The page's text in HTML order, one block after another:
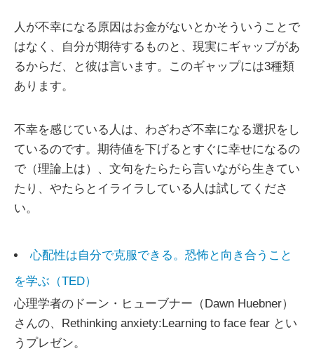
人が不幸になる原因はお金がないとかそういうことで
はなく、自分が期待するものと、現実にギャップがあ
るからだ、と彼は言います。このギャップには3種類
あります。
不幸を感じている人は、わざわざ不幸になる選択をし
ているのです。期待値を下げるとすぐに幸せになるの
で（理論上は）、文句をたらたら言いながら生きてい
たり、やたらとイライラしている人は試してくださ
い。
心配性は自分で克服できる。恐怖と向き合うこと
を学ぶ（TED）
心理学者のドーン・ヒューブナー（Dawn Huebner）
さんの、Rethinking anxiety:Learning to face fear とい
うプレゼン。